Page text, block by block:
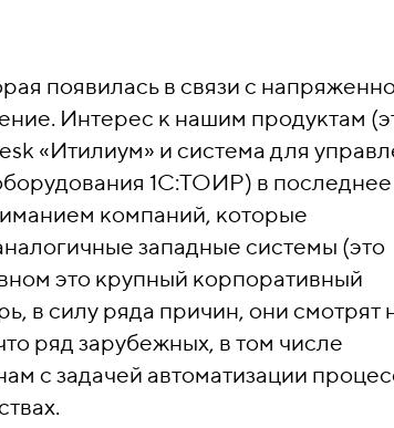
появилась в связи с
Интерес к нашим продуктам
«Итилиум» и система для
1С:ТОИР) в последнее
компаний, которые
западные системы (это
это крупный корпоративный
в силу ряда причин, они смотрят
ряд зарубежных, в том числе
с задачей автоматизации